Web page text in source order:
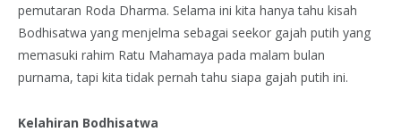
pemutaran Roda Dharma. Selama ini kita hanya tahu kisah
Bodhisatwa yang menjelma sebagai seekor gajah putih yang
memasuki rahim Ratu Mahamaya pada malam bulan
purnama, tapi kita tidak pernah tahu siapa gajah putih ini.
Kelahiran Bodhisatwa